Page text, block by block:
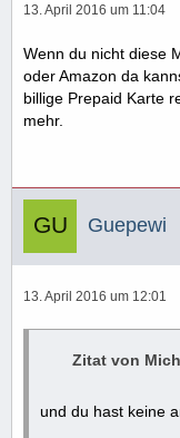
13. April 2016 um 11:04
Wenn du nicht diese
oder Amazon da
billige Prepaid Karte
mehr.
Guepewi
13. April 2016 um 12:01
Zitat von
und du hast keine